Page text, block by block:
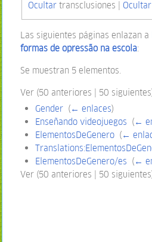
Ocultartransclusiones | Ocultar
Las siguientes páginas enlazan a
formas de opressão na escola:
Se muestran 5 elementos.
Ver (50 anteriores | 50
Gender‎ (← enlaces)
Enseñando videojuegos (←
ElementosDeGenero‎ (←
ElementosDeGenero/es (←
Ver (50 anteriores | 50